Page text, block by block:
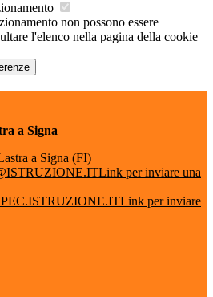
non possono essere
l'elenco nella pagina della cookie
a Signa
a Signa (FI)
Link per inviare una
Link per inviare